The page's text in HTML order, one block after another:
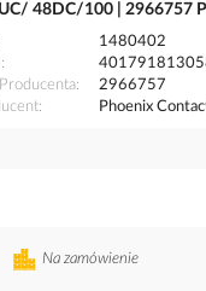
48DC/100 | 2966757
1480402
2966757
Phoenix
Na zamówienie